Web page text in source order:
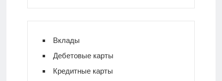
Вклады
Дебетовые карты
Кредитные карты